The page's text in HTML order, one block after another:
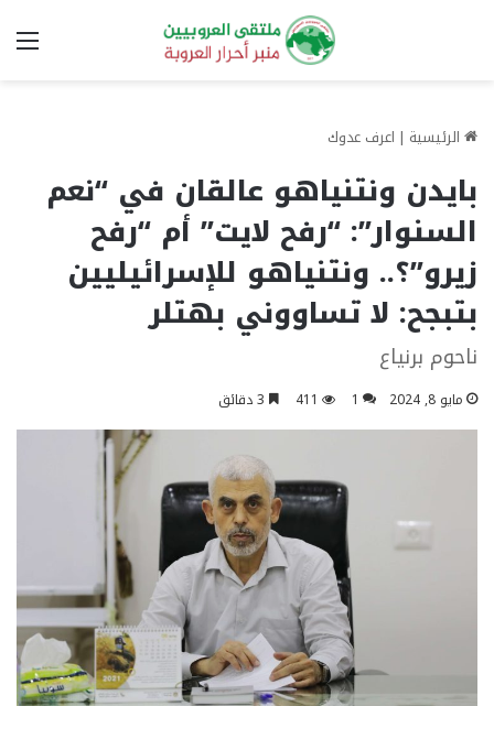
الرئيسية | اعرف عدوك
بايدن ونتنياهو عالقان في “نعم
السنوار”: “رفح لايت” أم “رفح
زيرو”؟.. ونتنياهو للإسرائيليين
بتبجح: لا تساووني بهتلر
ناحوم برنياع
مايو 8, 2024 1
411